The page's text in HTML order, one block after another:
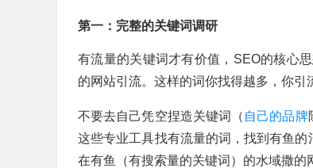
第一：完整的关键词调研
有流量的关键词才有价值，SEO的核心
的网站引流。这样的词你找得越多，你引
不要去自己凭空捏造关键词（ 自己的品牌
这些专业工具找有流量的词，找到有鱼
在有鱼（有搜索量的关键词）的水域撒的